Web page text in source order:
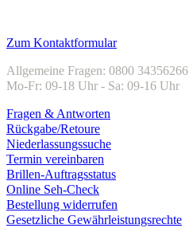
Zum Kontaktformular
Allgemeine Fragen: 0800 34356266
Mo-Fr: 09-18 Uhr - Sa: 09-16 Uhr
Fragen & Antworten
Rückgabe/Retoure
Niederlassungssuche
Termin vereinbaren
Brillen-Auftragsstatus
Online Seh-Check
Bestellung widerrufen
Gesetzliche Gewährleistungsrechte